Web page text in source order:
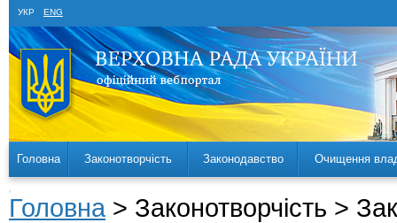
УКР ENG
Головна Законотворчість Законодавство Очищення
Головна > Законотворчість >